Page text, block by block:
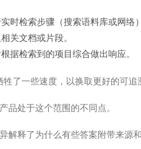
时检索步骤（搜索语料库或网络）
关文档或片段。
据检索到的项目综合做出响应。
牲了一些速度，以换取更好的可追
品处于这个范围的不同点。
解释了为什么有些答案附带来